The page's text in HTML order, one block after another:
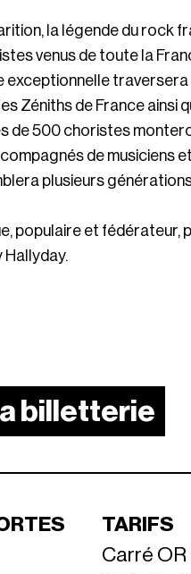
la légende du rock
venus de toute la
exceptionnelle
Zéniths de France ainsi
de 500 choristes
de musiciens
plusieurs
populaire et
Hallyday.
billetterie
TARIFS
Carré